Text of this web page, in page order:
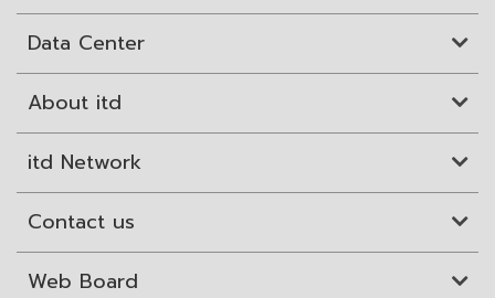
Data Center
About itd
itd Network
Contact us
Web Board